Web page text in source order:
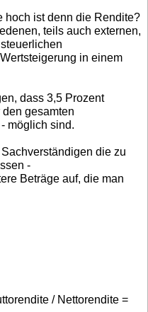
hoch ist denn die Rendite?
teils auch externen,
in einem
dass 3,5 Prozent
gesamten
möglich sind.
die zu
-
Beträge auf, die man
/ Nettorendite =